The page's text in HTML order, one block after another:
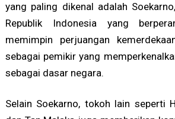
yang paling dikenal adalah
Republik Indonesia yang
memimpin perjuangan
sebagai pemikir yang
sebagai dasar negara.
Selain Soekarno, tokoh lain seperti